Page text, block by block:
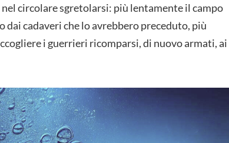
circolare sgretolarsi: più lentamente il campo
cadaveri che lo avrebbero preceduto, più
i guerrieri ricomparsi, di nuovo armati, ai